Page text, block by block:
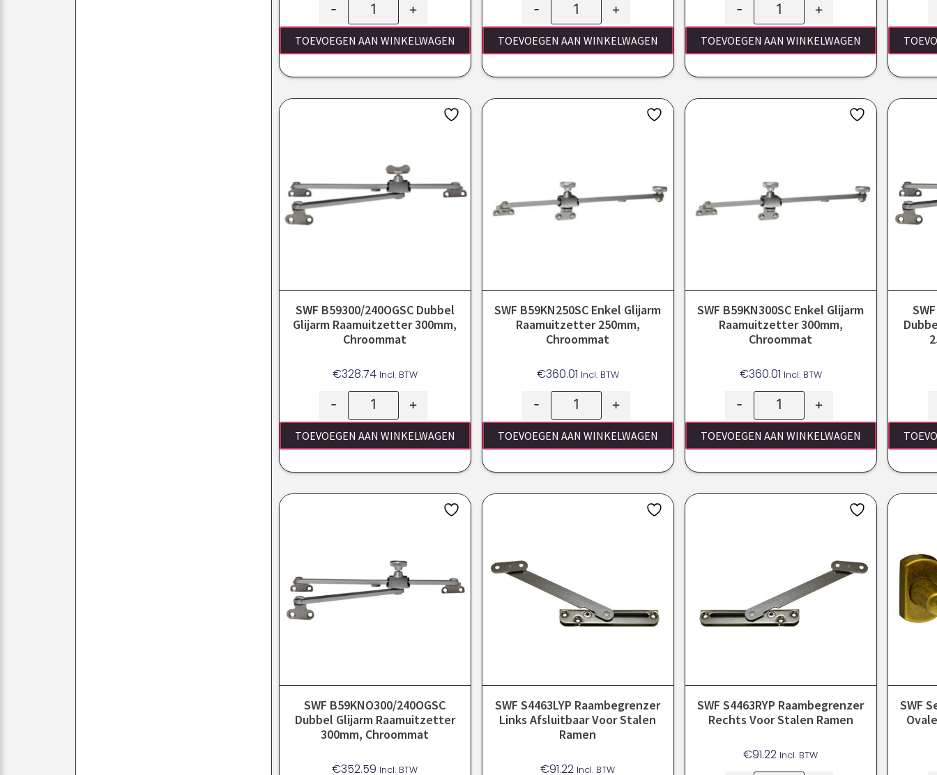
- +
TOEVOEGEN AAN WINKELWAGEN
- +
TOEVOEGEN AAN WINKELWAGEN
- +
TOEVOEGEN AAN WINKELWAGEN
SWF B59300/240OGSC Dubbel
Glijarm Raamuitzetter 300mm,
Chroommat
€328.74 Incl. BTW
- +
TOEVOEGEN AAN WINKELWAGEN
SWF B59KN250SC Enkel Glijarm
Raamuitzetter 250mm,
Chroommat
€360.01 Incl. BTW
- +
TOEVOEGEN AAN WINKELWAGEN
SWF B59KN300SC Enkel Glijarm
Raamuitzetter 300mm,
Chroommat
€360.01 Incl. BTW
- +
TOEVOEGEN AAN WINKELWAGEN
SWF B59KNO300/240OGSC
Dubbel Glijarm Raamuitzetter
300mm, Chroommat
€352.59 Incl. BTW
SWF S4463LYP Raambegrenzer
Links Afsluitbaar Voor Stalen
Ramen
€91.22 Incl. BTW
SWF S4463RYP Raambegrenzer
Rechts Voor Stalen Ramen
€91.22 Incl. BTW
SWF